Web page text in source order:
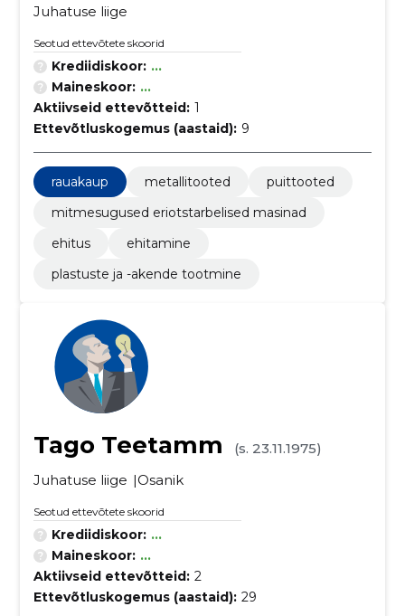
Juhatuse liige
Seotud ettevõtete skoorid
Krediidiskoor: ...
Maineskoor: ...
Aktiivseid ettevõtteid: 1
Ettevõtluskogemus (aastaid): 9
rauakaup metallitooted
puittooted
mitmesugused eriotstarbelised masinad
ehitus
ehitamine
plastuste ja -akende tootmine
Tago Teetamm
(s. 23.11.1975)
Juhatuse liige
Osanik
Seotud ettevõtete skoorid
Krediidiskoor: ...
Maineskoor: ...
Aktiivseid ettevõtteid: 2
Ettevõtluskogemus (aastaid): 29